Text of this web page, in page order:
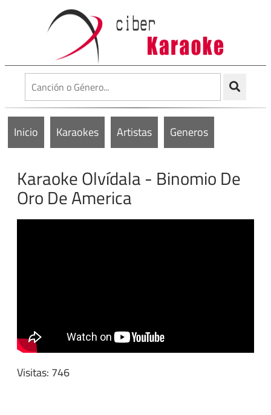
Inicio Karaokes Artistas Generos
Karaoke Olvídala - Binomio De
Oro De America
Visitas: 746